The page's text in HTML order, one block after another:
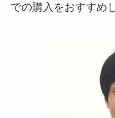
での購入をおすすめ